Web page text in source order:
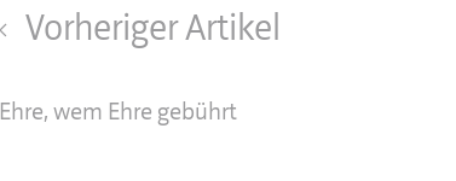
Vorheriger Artikel
Ehre, wem Ehre gebührt